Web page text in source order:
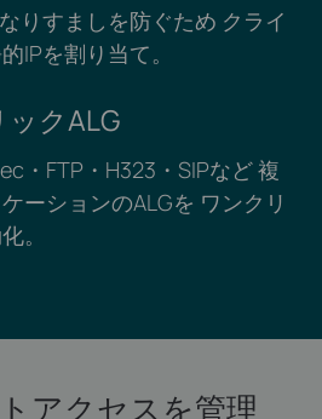
りすましを防ぐため クライ
IPを割り当て。
クALG
・FTP・H323・SIPなど複
ーションのALGを ワンクリ
。
アクセスを管理